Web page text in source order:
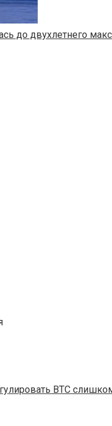
до двухлетнего
BTC